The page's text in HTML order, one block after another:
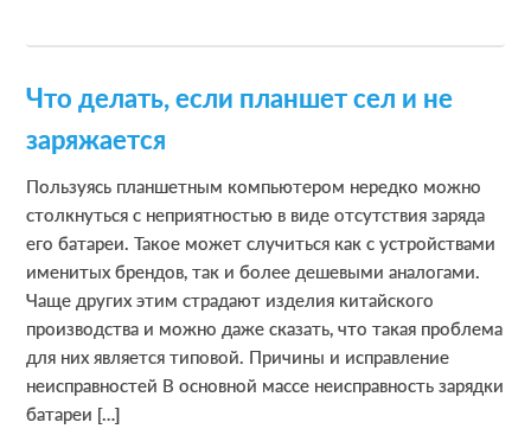
Что делать, если планшет сел и не
заряжается
Пользуясь планшетным компьютером нередко можно
столкнуться с неприятностью в виде отсутствия заряда
его батареи. Такое может случиться как с устройствами
именитых брендов, так и более дешевыми аналогами.
Чаще других этим страдают изделия китайского
производства и можно даже сказать, что такая проблема
для них является типовой. Причины и исправление
неисправностей В основной массе неисправность зарядки
батареи […]